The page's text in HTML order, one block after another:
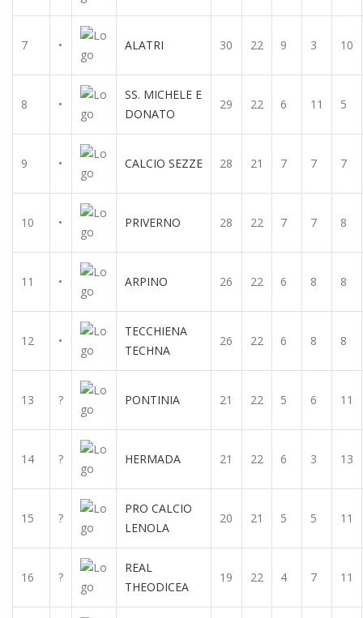
7 • ALATRI 30 22 9 3 10
8 •
SS. MICHELE E
DONATO
29 22 6 11 5
9 • CALCIO SEZZE 28 21 7 7 7
10 • PRIVERNO 28 22 7 7 8
11 • ARPINO 26 22 6 8 8
12 •
TECCHIENA
TECHNA
26 22 6 8 8
13 ? PONTINIA 21 22 5 6 11
14 ? HERMADA 21 22 6 3 13
15 ?
PRO CALCIO
LENOLA
20 21 5 5 11
16 ?
REAL
THEODICEA
19 22 4 7 11